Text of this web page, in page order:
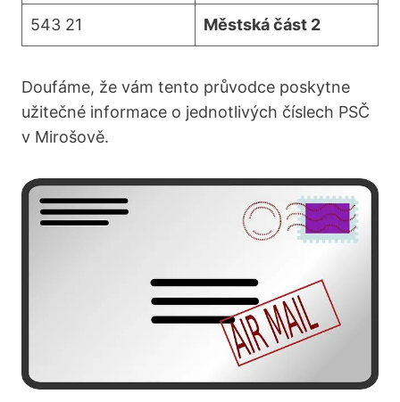
543 21 Městská část 2
Doufáme, že vám tento průvodce poskytne
užitečné informace o jednotlivých číslech PSČ
v Mirošově.